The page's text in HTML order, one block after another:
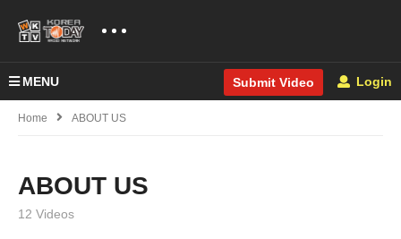
MENU Submit Video Login
Home ABOUT US
ABOUT US
12 Videos